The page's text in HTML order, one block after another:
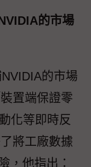
的市場
的市場
置端保證零
化等即時反
將工廠數據
，他指出：